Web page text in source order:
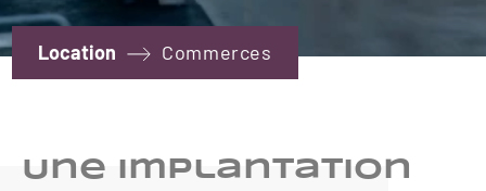
Location Commerces
Une implantation